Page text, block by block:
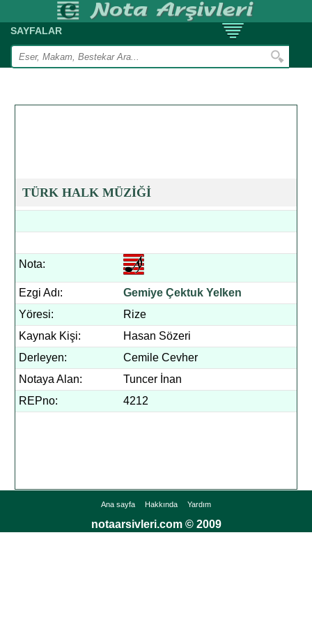
SAYFALAR
TÜRK HALK MÜZİĞİ
Nota:
Ezgi Adı:
Gemiye Çektuk Yelken
Yöresi:
Rize
Kaynak Kişi:
Hasan Sözeri
Derleyen:
Cemile Cevher
Notaya Alan:
Tuncer İnan
REPno:
4212
Ana sayfa Hakkında Yardım
notaarsivleri.com © 2009